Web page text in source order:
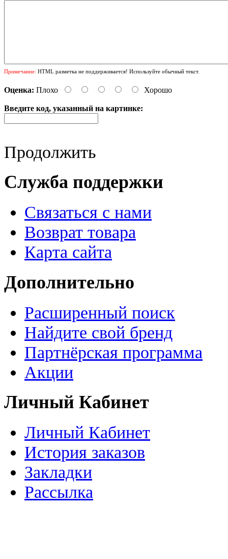
Примечание: HTML разметка не поддерживается! Используйте обычный текст.
Оценка: Плохо Хорошо
Введите код, указанный на картинке:
Продолжить
Служба поддержки
Связаться с нами
Возврат товара
Карта сайта
Дополнительно
Расширенный поиск
Найдите свой бренд
Партнёрская программа
Акции
Личный Кабинет
Личный Кабинет
История заказов
Закладки
Рассылка